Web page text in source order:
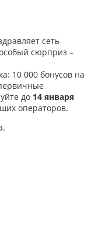
сеть
сюрприз –
10 000 бонусов на
до 14 января
операторов.